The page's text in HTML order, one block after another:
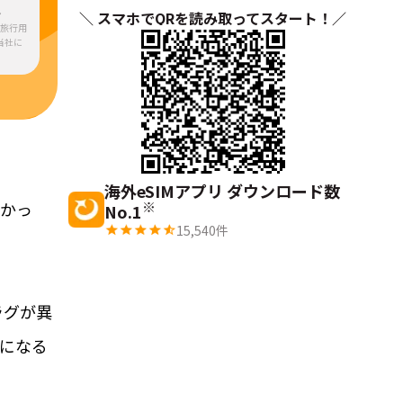
行用
社に
っ
が異
なる
＼ スマホでQRを読み取ってスタート！／
海外eSIMアプリ ダウンロード数
No.1※
15,540件